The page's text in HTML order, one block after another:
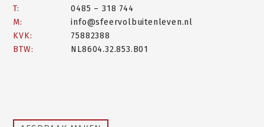
T:
0485 – 318 744
M:
info@sfeervolbuitenleven.nl
KVK:
75882388
BTW:
NL8604.32.853.B01